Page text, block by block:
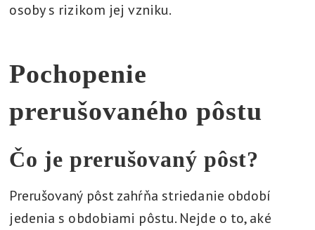
osoby s rizikom jej vzniku.
Pochopenie
prerušovaného pôstu
Čo je prerušovaný pôst?
Prerušovaný pôst zahŕňa striedanie období
jedenia s obdobiami pôstu. Nejde o to, aké